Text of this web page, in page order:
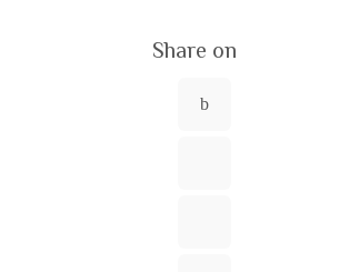
Share on